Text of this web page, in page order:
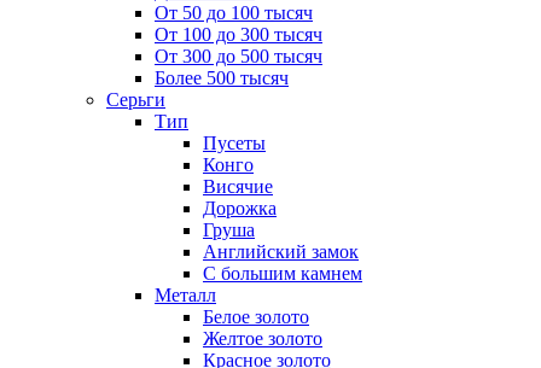
От 50 до 100 тысяч
От 100 до 300 тысяч
От 300 до 500 тысяч
Более 500 тысяч
Серьги
Тип
Пусеты
Конго
Висячие
Дорожка
Груша
Английский замок
С большим камнем
Металл
Белое золото
Желтое золото
Красное золото